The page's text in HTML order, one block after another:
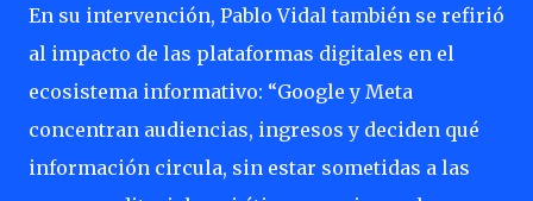
En su intervención, Pablo Vidal también se refirió
al impacto de las plataformas digitales en el
ecosistema informativo: “Google y Meta
concentran audiencias, ingresos y deciden qué
información circula, sin estar sometidas a las